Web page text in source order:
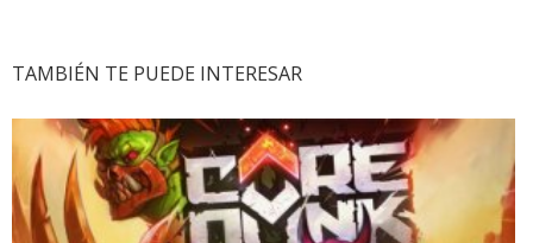
TAMBIÉN TE PUEDE INTERESAR